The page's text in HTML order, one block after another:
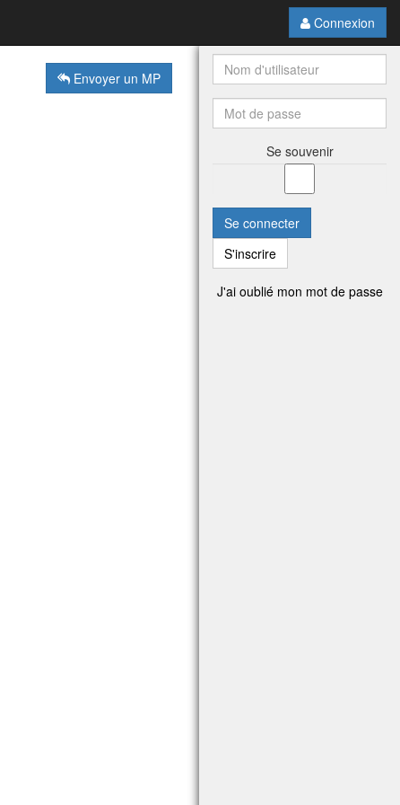
Connexion
Envoyer un MP
Se souvenir
Se connecter
S'inscrire
J'ai oublié mon mot de passe